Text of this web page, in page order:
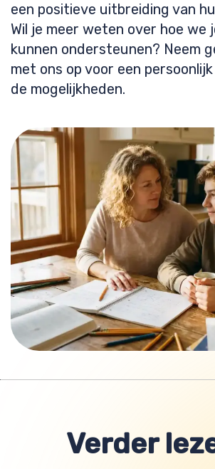
een positieve uitbreiding van
Wil je meer weten over hoe we
kunnen ondersteunen? Neem
met ons op voor een
de mogelijkheden.
Verder